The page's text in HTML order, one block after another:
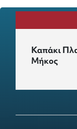
Καπάκι
Μήκος